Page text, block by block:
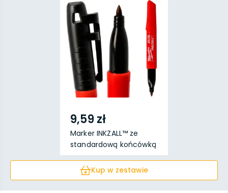
9,59 zł
Marker INKZALL™ ze
standardową końcówką
...
Kup w zestawie